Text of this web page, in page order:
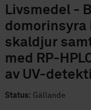
Livsmedel -
domorinsyra
skaldjur
med RP-
av UV-
Status: Gällande